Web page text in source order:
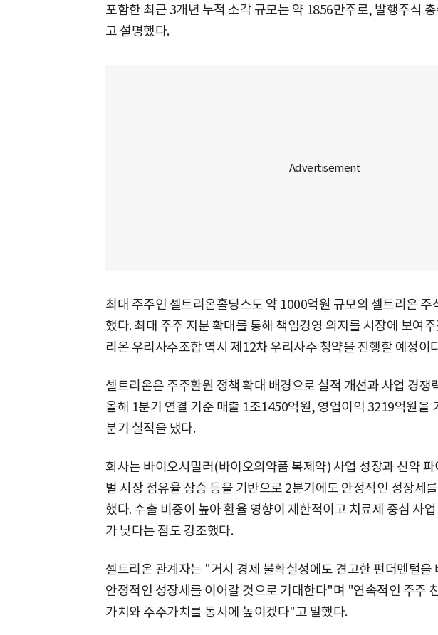
포함한 최근 3개년 누적 소각 규모는 약 1856만주로, 발행주식
고 설명했다.
최대 주주인 셀트리온홀딩스도 약 1000억원 규모의 셀트리온 주
했다. 최대 주주 지분 확대를 통해 책임경영 의지를 시장에 보여
리온 우리사주조합 역시 제12차 우리사주 청약을 진행할 예정이
셀트리온은 주주환원 정책 확대 배경으로 실적 개선과 사업 경쟁
올해 1분기 연결 기준 매출 1조1450억원, 영업이익 3219억원을
분기 실적을 냈다.
회사는 바이오시밀러(바이오의약품 복제약) 사업 성장과 신약
벌 시장 점유율 상승 등을 기반으로 2분기에도 안정적인 성장세
했다. 수출 비중이 높아 환율 영향이 제한적이고 치료제 중심 사
가 낮다는 점도 강조했다.
셀트리온 관계자는 "거시 경제 불확실성에도 견고한 펀더멘털을
안정적인 성장세를 이어갈 것으로 기대한다"며 "연속적인 주주
가치와 주주가치를 동시에 높이겠다"고 말했다.